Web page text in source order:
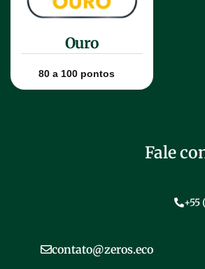
Ouro
80 a 100 pontos
Fale
+55
contato@zeros.eco